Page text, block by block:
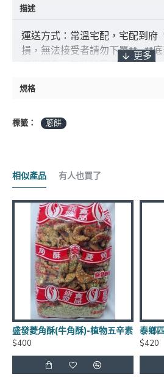
描述
運送方式：常溫宅配，宅配到府
損，無法接受者請勿下單** **
正常現象，無法接受者請勿下單**
日內出貨，如遇缺貨將另行通知
商品金額："未稅" 且不含 "運費"
到貨日期：於出貨日後3日至7日
商品有效期限：客戶收到之商品
上，(每批商品有效日期皆不同)
規格
標籤： 蔥餅
相似產品 有人也買了
盛發菱角酥(牛角酥)-植物五辛素
$400
$420